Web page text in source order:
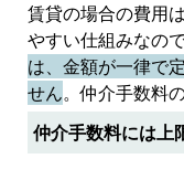
賃貸の場合の費用
やすい仕組みなので
は、金額が一律で
せん。仲介手数料
仲介手数料には上